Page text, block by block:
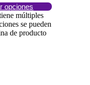
opciones
múltiples
se pueden
de producto